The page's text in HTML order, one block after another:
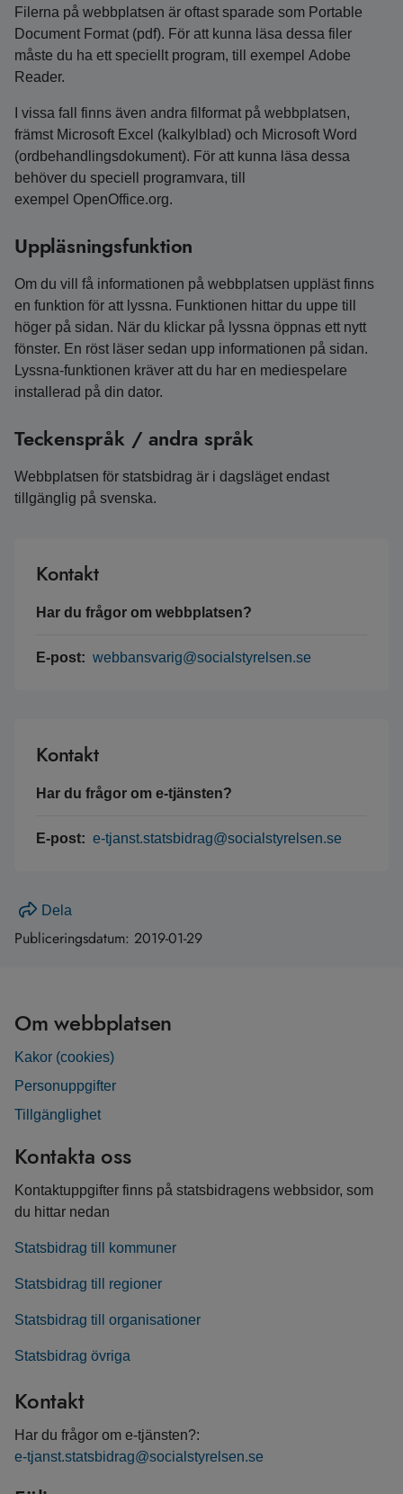
Filerna på webbplatsen är oftast sparade som Portable
Document Format (pdf). För att kunna läsa dessa filer
måste du ha ett speciellt program, till exempel Adobe
Reader.
I vissa fall finns även andra filformat på webbplatsen,
främst Microsoft Excel (kalkylblad) och Microsoft Word
(ordbehandlingsdokument). För att kunna läsa dessa
behöver du speciell programvara, till
exempel OpenOffice.org.
Uppläsningsfunktion
Om du vill få informationen på webbplatsen uppläst finns
en funktion för att lyssna. Funktionen hittar du uppe till
höger på sidan. När du klickar på lyssna öppnas ett nytt
fönster. En röst läser sedan upp informationen på sidan.
Lyssna-funktionen kräver att du har en mediespelare
installerad på din dator.
Teckenspråk / andra språk
Webbplatsen för statsbidrag är i dagsläget endast
tillgänglig på svenska.
Kontakt
Har du frågor om webbplatsen?
E-post: webbansvarig@socialstyrelsen.se
Kontakt
Har du frågor om e-tjänsten?
E-post: e-tjanst.statsbidrag@socialstyrelsen.se
Dela
Publiceringsdatum: 2019-01-29
Om webbplatsen
Kakor (cookies)
Personuppgifter
Tillgänglighet
Kontakta oss
Kontaktuppgifter finns på statsbidragens webbsidor, som
du hittar nedan
Statsbidrag till kommuner
Statsbidrag till regioner
Statsbidrag till organisationer
Statsbidrag övriga
Kontakt
Har du frågor om e-tjänsten?:
e-tjanst.statsbidrag@socialstyrelsen.se